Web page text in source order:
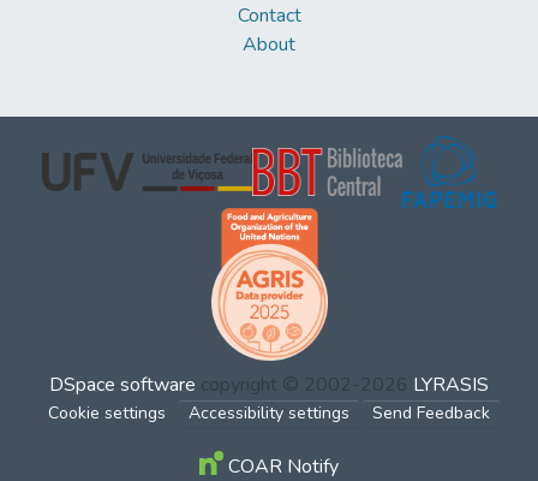
Contact
About
DSpace software copyright © 2002-2026 LYRASIS
Cookie settings Accessibility settings Send Feedback
COAR Notify